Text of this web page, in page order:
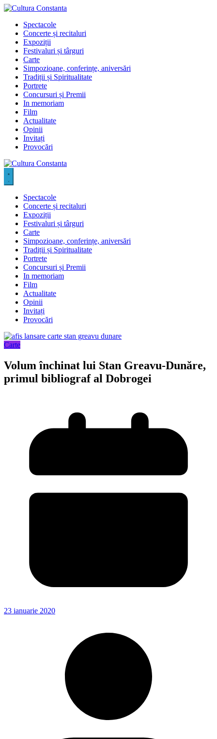
Sari
conținutSpectacole
Concerte și recitaluri
Expoziții
Festivaluri și târguri
Carte
Simpozioane, conferințe, aniversări
Tradiții și Spiritualitate
Portrete
Concursuri și Premii
In memoriam
Film
Actualitate
Opinii
Invitați
Provocări
Spectacole
Concerte și recitaluri
Expoziții
Festivaluri și târguri
Carte
Simpozioane, conferințe, aniversări
Tradiții și Spiritualitate
Portrete
Concursuri și Premii
In memoriam
Film
Actualitate
Opinii
Invitați
Provocări
Carte
Volum închinat lui Stan Greavu-Dunăre,
primul bibliograf al Dobrogei
23 ianuarie 2020